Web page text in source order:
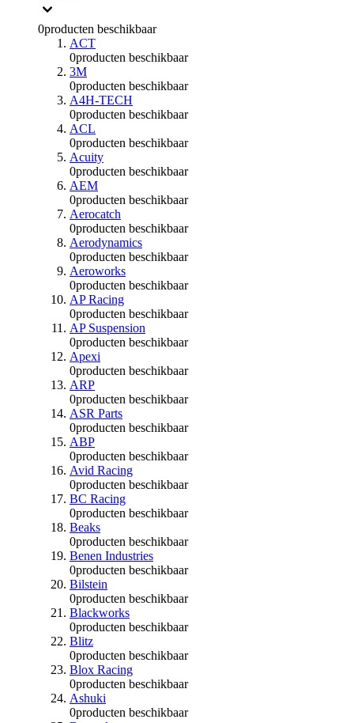
0producten beschikbaar
ACT
0producten beschikbaar
3M
0producten beschikbaar
A4H-TECH
0producten beschikbaar
ACL
0producten beschikbaar
Acuity
0producten beschikbaar
AEM
0producten beschikbaar
Aerocatch
0producten beschikbaar
Aerodynamics
0producten beschikbaar
Aeroworks
0producten beschikbaar
AP Racing
0producten beschikbaar
AP Suspension
0producten beschikbaar
Apexi
0producten beschikbaar
ARP
0producten beschikbaar
ASR Parts
0producten beschikbaar
ABP
0producten beschikbaar
Avid Racing
0producten beschikbaar
BC Racing
0producten beschikbaar
Beaks
0producten beschikbaar
Benen Industries
0producten beschikbaar
Bilstein
0producten beschikbaar
Blackworks
0producten beschikbaar
Blitz
0producten beschikbaar
Blox Racing
0producten beschikbaar
Ashuki
0producten beschikbaar